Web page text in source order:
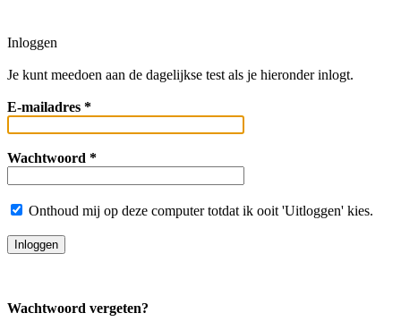
Inloggen
Je kunt meedoen aan de dagelijkse test als je hieronder inlogt.
E-mailadres *
Wachtwoord *
Onthoud mij op deze computer totdat ik ooit 'Uitloggen' kies.
Wachtwoord vergeten?